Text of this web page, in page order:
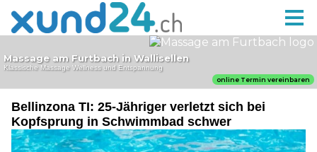
Bellinzona TI: 25-Jähriger verletzt sich bei
Kopfsprung in Schwimmbad schwer